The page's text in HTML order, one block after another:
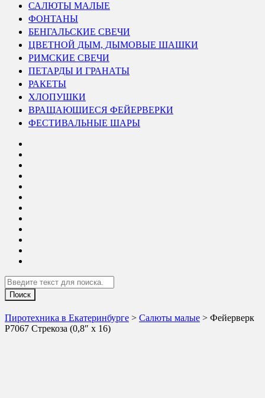
САЛЮТЫ МАЛЫЕ
ФОНТАНЫ
БЕНГАЛЬСКИЕ СВЕЧИ
ЦВЕТНОЙ ДЫМ, ДЫМОВЫЕ ШАШКИ
РИМСКИЕ СВЕЧИ
ПЕТАРДЫ И ГРАНАТЫ
РАКЕТЫ
ХЛОПУШКИ
ВРАЩАЮЩИЕСЯ ФЕЙЕРВЕРКИ
ФЕСТИВАЛЬНЫЕ ШАРЫ
Search
Пиротехника в Екатеринбурге > Салюты малые > Фейерверк
Р7067 Стрекоза (0,8″ х 16)